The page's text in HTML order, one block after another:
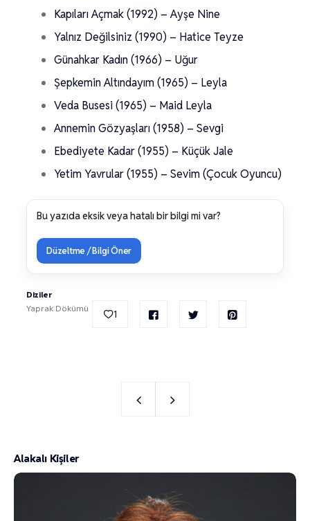
Kapıları Açmak (1992) – Ayşe Nine
Yalnız Değilsiniz (1990) – Hatice Teyze
Günahkar Kadın (1966) – Uğur
Şepkemin Altındayım (1965) – Leyla
Veda Busesi (1965) – Maid Leyla
Annemin Gözyaşları (1958) – Sevgi
Ebediyete Kadar (1955) – Küçük Jale
Yetim Yavrular (1955) – Sevim (Çocuk Oyuncu)
Bu yazıda eksik veya hatalı bir bilgi mi var?
Düzeltme / Bilgi Öner
Diziler
Yaprak Dökümü
1
Alakalı Kişiler